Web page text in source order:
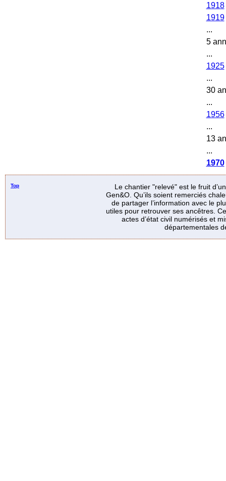
1918
1919
...
5
...
1925
...
30
...
1956
...
13
...
1970
Top
Le chantier "relevé" est le fruit
Gen&O. Qu’ils soient remerciés
de partager l’information avec le
utiles pour retrouver ses ancêtres.
actes d’état civil numérisés et
départementales